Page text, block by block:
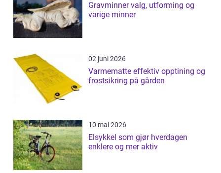
Gravminner valg, utforming og
varige minner
02 juni 2026
Varmematte effektiv opptining og
frostsikring på gården
10 mai 2026
Elsykkel som gjør hverdagen
enklere og mer aktiv